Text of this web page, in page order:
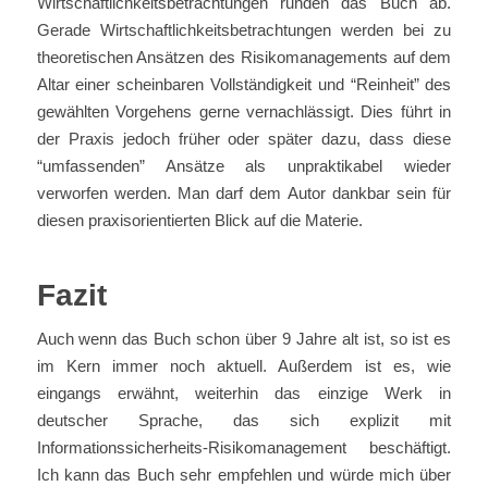
Gerade Wirtschaftlichkeitsbetrachtungen werden bei zu
theoretischen Ansätzen des Risikomanagements auf dem
Altar einer scheinbaren Vollständigkeit und “Reinheit” des
gewählten Vorgehens gerne vernachlässigt. Dies führt in
der Praxis jedoch früher oder später dazu, dass diese
“umfassenden” Ansätze als unpraktikabel wieder
verworfen werden. Man darf dem Autor dankbar sein für
diesen praxisorientierten Blick auf die Materie.
Fazit
Auch wenn das Buch schon über 9 Jahre alt ist, so ist es
im Kern immer noch aktuell. Außerdem ist es, wie
eingangs erwähnt, weiterhin das einzige Werk in
deutscher Sprache, das sich explizit mit
Informationssicherheits-Risikomanagement beschäftigt.
Ich kann das Buch sehr empfehlen und würde mich über